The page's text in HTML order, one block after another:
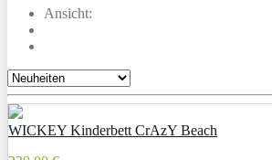
Ansicht:
WICKEY Kinderbett CrAzY Beach